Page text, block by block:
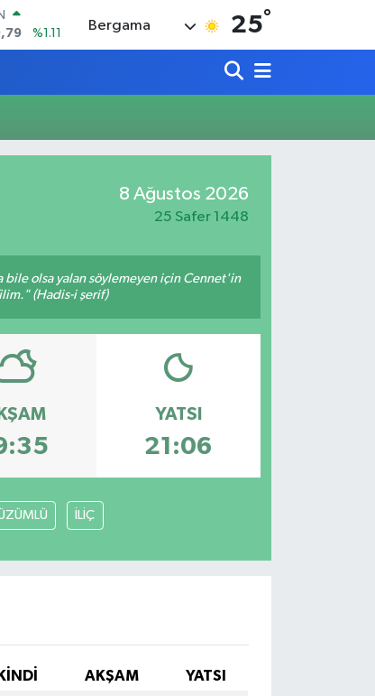
%1.11
%0.38
Bergama 25°
8 Ağustos 2026
25 Safer 1448
bile olsa yalan söylemeyen için Cennet'in
(Hadis-i şerif)
YATSI
21:06
İLİÇ
İKINDI AKŞAM
YATSI